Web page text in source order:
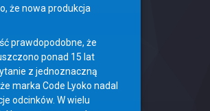
że nowa produkcja
prawdopodobne, że
ponad 15 lat
z jednoznaczną
marka Code Lyoko nadal
odcinków. W wielu